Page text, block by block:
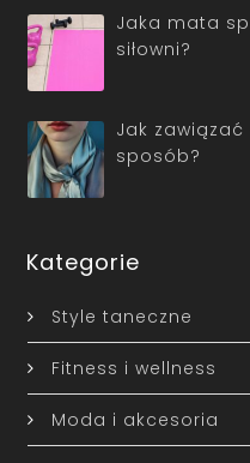
Jaka mata
siłowni?
Jak
sposób?
Kategorie
Style taneczne
Fitness i wellness
Moda i akcesoria